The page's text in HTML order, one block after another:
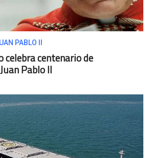
PABLO II
celebra centenario de
Pablo II